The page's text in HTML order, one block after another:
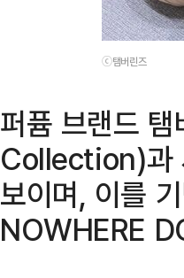
ⓒ탬버린즈
퍼퓸 브랜드
Collection)과
보이며, 이를
NOWHERE